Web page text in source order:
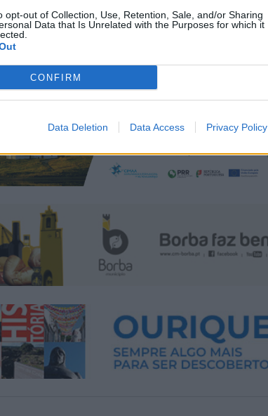
opt-out of Collection, Use, Retention, Sale, and/or Sharing
Data that Is Unrelated with the Purposes for which it
CONFIRM
Data Deletion Data Access Privacy Policy